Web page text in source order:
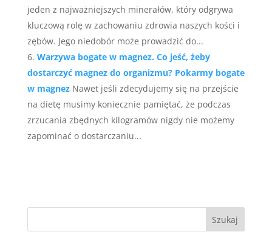
jeden z najważniejszych minerałów, który odgrywa
kluczową rolę w zachowaniu zdrowia naszych kości i
zębów. Jego niedobór może prowadzić do...
Warzywa bogate w magnez. Co jeść, żeby
dostarczyć magnez do organizmu? Pokarmy bogate
w magnez Nawet jeśli zdecydujemy się na przejście
na dietę musimy koniecznie pamiętać, że podczas
zrzucania zbędnych kilogramów nigdy nie możemy
zapominać o dostarczaniu...